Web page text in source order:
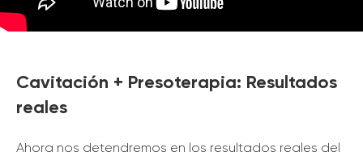
Cavitación + Presoterapia: Resultados
reales
Ahora nos detendremos en los resultados reales del